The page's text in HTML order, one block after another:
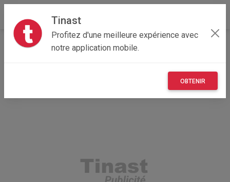
Tinast
Profitez d'une meilleure expérience avec
notre application mobile.
OBTENIR
Accueil Annonceur Robert eddy